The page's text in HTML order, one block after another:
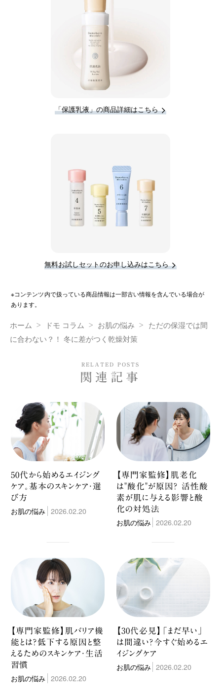
「保護乳液」の商品詳細はこちら
無料お試しセットのお申し込みはこちら
※コンテンツ内で扱っている商品情報は一部古い情報を含んでいる場合が
あります。
ホーム ドモ コラム お肌の悩み
ただの保湿では間
に合わない？！ 冬に差がつく乾燥対策
RELATED POSTS
関連記事
50代から始めるエイジング
ケア。基本のスキンケア・選
び方
お肌の悩み 2026.02.20
【専門家監修】肌老化
は"酸化"が原因？ 活性酸
素が肌に与える影響と酸
化の対処法
お肌の悩み 2026.02.20
【専門家監修】肌バリア機
能とは？低下する原因と整
えるためのスキンケア・生活
習慣
お肌の悩み 2026.02.20
【30代必見】「まだ早い」
は間違い？今すぐ始めるエ
イジングケア
お肌の悩み 2026.02.20